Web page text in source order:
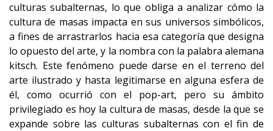
culturas subalternas, lo que obliga a analizar cómo la
cultura de masas impacta en sus universos simbólicos,
a fines de arrastrarlos hacia esa categoría que designa
lo opuesto del arte, y la nombra con la palabra alemana
kitsch. Este fenómeno puede darse en el terreno del
arte ilustrado y hasta legitimarse en alguna esfera de
él, como ocurrió con el pop-art, pero su ámbito
privilegiado es hoy la cultura de masas, desde la que se
expande sobre las culturas subalternas con el fin de